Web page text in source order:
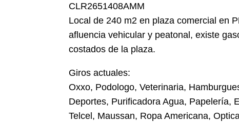
CLR2651408AMM
Local de 240 m2 en plaza comercial en
afluencia vehicular y peatonal, existe
costados de la plaza.
Giros actuales:
Oxxo, Podologo, Veterinaria,
Deportes, Purificadora Agua, Papelería,
Telcel, Maussan, Ropa Americana,